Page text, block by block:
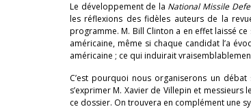
Le développement de la National Missile
les réflexions des fidèles auteurs de la
programme. M. Bill Clinton a en effet laissé ce
américaine, même si chaque candidat l’a
américaine ; ce qui induirait
C’est pourquoi nous organiserons un
s’exprimer M. Xavier de Villepin et
ce dossier. On trouvera en complément une